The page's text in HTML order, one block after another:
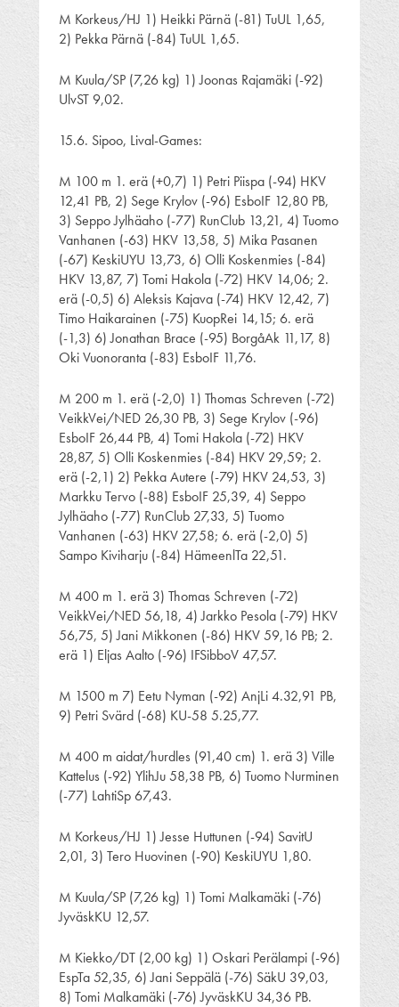
M Korkeus/HJ 1) Heikki Pärnä (-81) TuUL 1,65,
2) Pekka Pärnä (-84) TuUL 1,65.
M Kuula/SP (7,26 kg) 1) Joonas Rajamäki (-92)
UlvST 9,02.
15.6. Sipoo, Lival-Games:
M 100 m 1. erä (+0,7) 1) Petri Piispa (-94) HKV
12,41 PB, 2) Sege Krylov (-96) EsboIF 12,80 PB,
3) Seppo Jylhäaho (-77) RunClub 13,21, 4) Tuomo
Vanhanen (-63) HKV 13,58, 5) Mika Pasanen
(-67) KeskiUYU 13,73, 6) Olli Koskenmies (-84)
HKV 13,87, 7) Tomi Hakola (-72) HKV 14,06; 2.
erä (-0,5) 6) Aleksis Kajava (-74) HKV 12,42, 7)
Timo Haikarainen (-75) KuopRei 14,15; 6. erä
(-1,3) 6) Jonathan Brace (-95) BorgåAk 11,17, 8)
Oki Vuonoranta (-83) EsboIF 11,76.
M 200 m 1. erä (-2,0) 1) Thomas Schreven (-72)
VeikkVei/NED 26,30 PB, 3) Sege Krylov (-96)
EsboIF 26,44 PB, 4) Tomi Hakola (-72) HKV
28,87, 5) Olli Koskenmies (-84) HKV 29,59; 2.
erä (-2,1) 2) Pekka Autere (-79) HKV 24,53, 3)
Markku Tervo (-88) EsboIF 25,39, 4) Seppo
Jylhäaho (-77) RunClub 27,33, 5) Tuomo
Vanhanen (-63) HKV 27,58; 6. erä (-2,0) 5)
Sampo Kiviharju (-84) HämeenlTa 22,51.
M 400 m 1. erä 3) Thomas Schreven (-72)
VeikkVei/NED 56,18, 4) Jarkko Pesola (-79) HKV
56,75, 5) Jani Mikkonen (-86) HKV 59,16 PB; 2.
erä 1) Eljas Aalto (-96) IFSibboV 47,57.
M 1500 m 7) Eetu Nyman (-92) AnjLi 4.32,91 PB,
9) Petri Svärd (-68) KU-58 5.25,77.
M 400 m aidat/hurdles (91,40 cm) 1. erä 3) Ville
Kattelus (-92) YlihJu 58,38 PB, 6) Tuomo Nurminen
(-77) LahtiSp 67,43.
M Korkeus/HJ 1) Jesse Huttunen (-94) SavitU
2,01, 3) Tero Huovinen (-90) KeskiUYU 1,80.
M Kuula/SP (7,26 kg) 1) Tomi Malkamäki (-76)
JyväskKU 12,57.
M Kiekko/DT (2,00 kg) 1) Oskari Perälampi (-96)
EspTa 52,35, 6) Jani Seppälä (-76) SäkU 39,03,
8) Tomi Malkamäki (-76) JyväskKU 34,36 PB.